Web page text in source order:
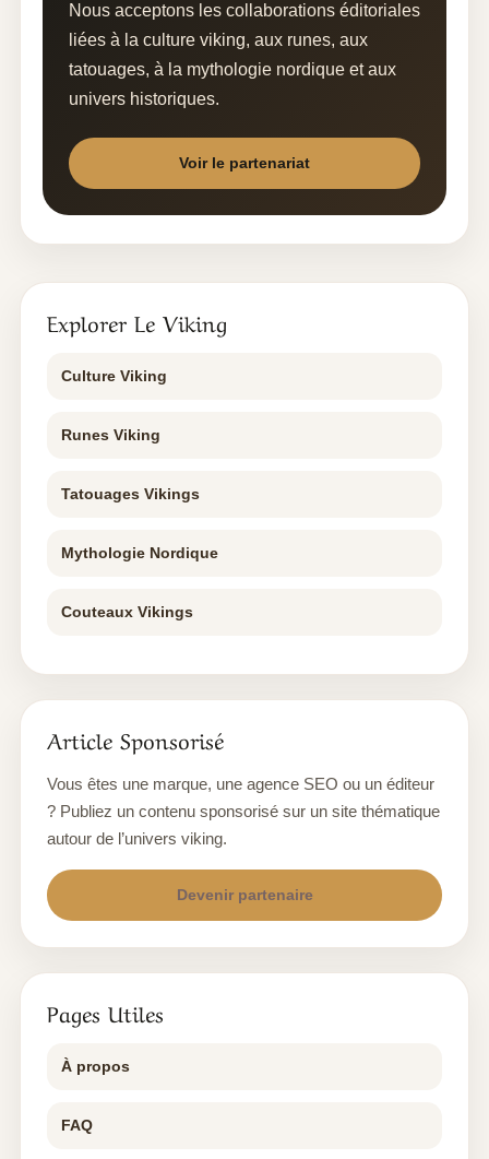
Nous acceptons les collaborations éditoriales
liées à la culture viking, aux runes, aux
tatouages, à la mythologie nordique et aux
univers historiques.
Voir le partenariat
Explorer Le Viking
Culture Viking
Runes Viking
Tatouages Vikings
Mythologie Nordique
Couteaux Vikings
Article Sponsorisé
Vous êtes une marque, une agence SEO ou un éditeur
? Publiez un contenu sponsorisé sur un site thématique
autour de l’univers viking.
Devenir partenaire
Pages Utiles
À propos
FAQ